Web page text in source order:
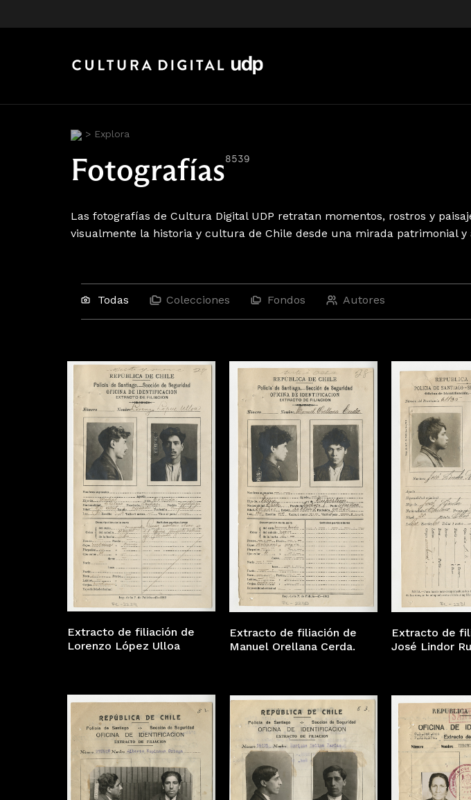
> Explora
Fotografías8539
Las fotografías de Cultura Digital UDP retratan momentos, rostros y
visualmente la historia y cultura de Chile desde una mirada patrimonial y
Todas Colecciones Fondos Autores
Extracto de filiación de
Lorenzo López Ulloa
Extracto de filiación de
Manuel Orellana Cerda.
Extracto de
José Lindor